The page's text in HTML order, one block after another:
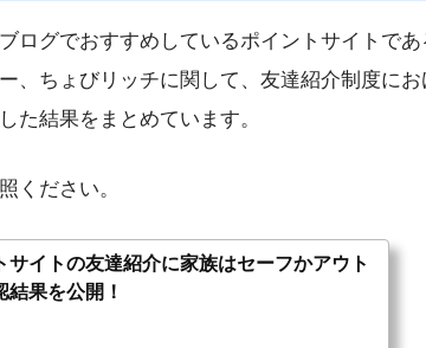
ログでおすすめしているポイントサイトであ
、ちょびリッチに関して、友達紹介制度に
た結果をまとめています。
ください。
サイトの友達紹介に家族はセーフかアウト
結果を公開！